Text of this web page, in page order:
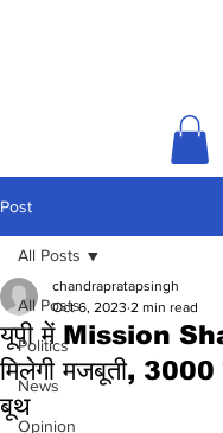
Post
All Posts
Politics
News
Opinion
All Posts
यूपी में Mission
मिलेगी मजबूती, 3000
बूथ
chandrapratapsingh
Oct 6, 2023 2 min read